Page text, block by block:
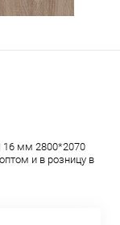
16 мм 2800*2070
и в розницу в